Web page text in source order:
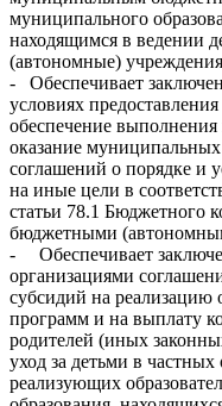
муниципального
находящимся в ведении
(автономные)
- Обеспечивает
условиях
обеспечение
оказание
соглашений о порядке и
на иные цели в
статьи 78.1 Бюджетного
бюджетными
- Обеспечивает
организациями
субсидий на реализацию
программ и на выплату
родителей (иных
уход за детьми в частных
реализующих